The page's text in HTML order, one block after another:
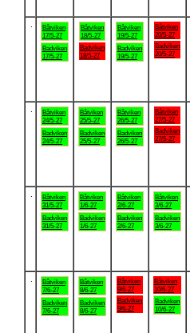
Båtviken
17/5-27
Badviken
17/5-27
Båtviken
18/5-27
Badviken
18/5-27
Båtviken
19/5-27
Badviken
19/5-27
Båtviken
20/5-27
Badviken
20/5-27
Båtviken
24/5-27
Badviken
24/5-27
Båtviken
25/5-27
Badviken
25/5-27
Båtviken
26/5-27
Badviken
26/5-27
Båtviken
27/5-27
Badviken
27/5-27
Båtviken
31/5-27
Badviken
31/5-27
Båtviken
1/6-27
Badviken
1/6-27
Båtviken
2/6-27
Badviken
2/6-27
Båtviken
3/6-27
Badviken
3/6-27
Båtviken
7/6-27
Badviken
7/6-27
Båtviken
8/6-27
Badviken
8/6-27
Båtviken
9/6-27
Badviken
9/6-27
Båtviken
10/6-27
Badviken
10/6-27